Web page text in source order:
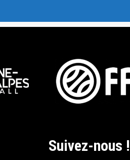
Suivez-nous !